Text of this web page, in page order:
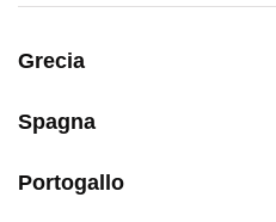
Grecia
Spagna
Portogallo